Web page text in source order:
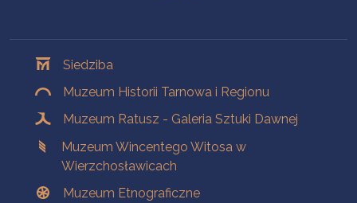
Siedziba
Muzeum Historii Tarnowa i Regionu
Muzeum Ratusz - Galeria Sztuki Dawnej
Muzeum Wincentego Witosa w
Wierzchosławicach
Muzeum Etnograficzne